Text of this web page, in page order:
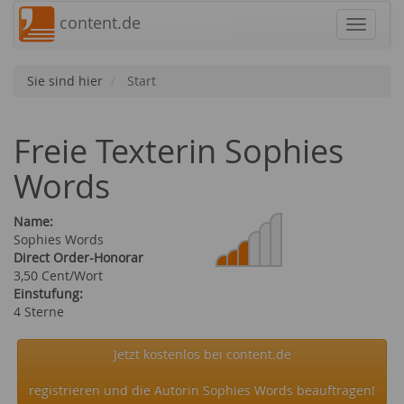
content.de
Sie sind hier Start
Freie Texterin Sophies
Words
Name:
Sophies Words
Direct Order-Honorar
3,50 Cent/Wort
Einstufung:
4 Sterne
Jetzt kostenlos bei content.de
registrieren und die Autorin Sophies Words beauftragen!